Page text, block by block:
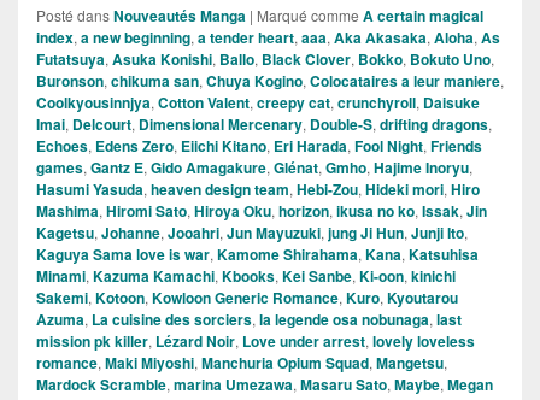
Posté dansNouveautés Manga | Marqué comme A certain magical
index, a new beginning, a tender heart, aaa, Aka Akasaka, Aloha, As
Futatsuya, Asuka Konishi, Ballo, Black Clover, Bokko, Bokuto Uno,
Buronson, chikuma san, Chuya Kogino, Colocataires a leur maniere,
Coolkyousinnjya, Cotton Valent, creepy cat, crunchyroll, Daisuke
Imai, Delcourt, Dimensional Mercenary, Double-S, drifting dragons,
Echoes, Edens Zero, Eiichi Kitano, Eri Harada, Fool Night, Friends
games, Gantz E, Gido Amagakure, Glénat, Gmho, Hajime Inoryu,
Hasumi Yasuda, heaven design team, Hebi-Zou, Hideki mori, Hiro
Mashima, Hiromi Sato, Hiroya Oku, horizon, ikusa no ko, Issak, Jin
Kagetsu, Johanne, Jooahri, Jun Mayuzuki, jung Ji Hun, Junji Ito,
Kaguya Sama love is war, Kamome Shirahama, Kana, Katsuhisa
Minami, Kazuma Kamachi, Kbooks, Kei Sanbe, Ki-oon, kinichi
Sakemi, Kotoon, Kowloon Generic Romance, Kuro, Kyoutarou
Azuma, La cuisine des sorciers, la legende osa nobunaga, last
mission pk killer, Lézard Noir, Love under arrest, lovely loveless
romance, Maki Miyoshi, Manchuria Opium Squad, Mangetsu,
Mardock Scramble, marina Umezawa, Masaru Sato, Maybe, Megan